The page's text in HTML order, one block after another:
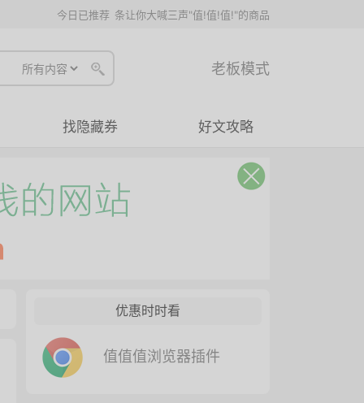
今日已推荐 条让你大喊三声"值!值!值!"的商品
老板模式
找隐藏券 好文攻略
优惠时时看
值值值浏览器插件